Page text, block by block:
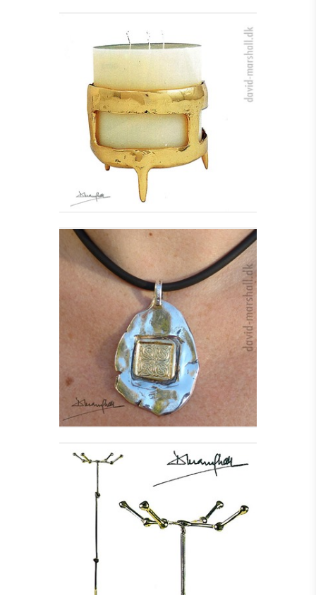
BLOKLYS STAGE - VELA
Se detajler
KILLIANE HALSSMYKKE
I SØLV
Se detajler
STUMTJENER - KNOT
Se detajler